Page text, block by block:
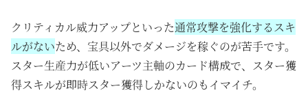
クリティカル威力アップといった通常攻撃を強化するスキ
ルがないため、宝具以外でダメージを稼ぐのが苦手です。
スター生産力が低いアーツ主軸のカード構成で、スター獲
得スキルが即時スター獲得しかないのもイマイチ。